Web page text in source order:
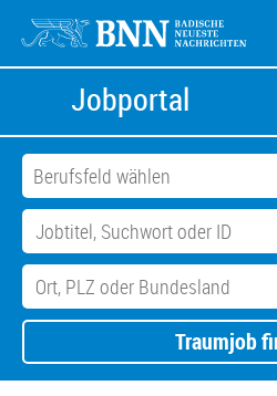
Jobportal
Traumjob